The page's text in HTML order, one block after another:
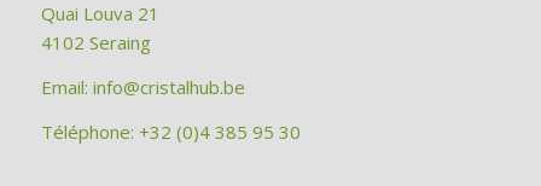
Quai Louva 21
4102 Seraing
Email: info@cristalhub.be
Téléphone: +32 (0)4 385 95 30